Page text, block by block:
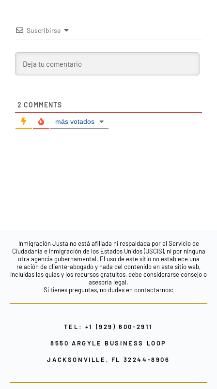
Suscribirse
2 COMMENTS
más votados
Inmigración Justa no está afiliada ni respaldada por el Servicio de
Ciudadanía e Inmigración de los Estados Unidos (USCIS), ni por ninguna
otra agencia gubernamental. El uso de este sitio no establece una
relación de cliente-abogado y nada del contenido en este sitio web,
incluidas las guías y los recursos gratuitos, debe considerarse consejo o
asesoría legal.
Si tienes preguntas, no dudes en contactarnos:
TEL: +1 (929) 600-2911
8550 ARGYLE BUSINESS LOOP
JACKSONVILLE, FL 32244-8906